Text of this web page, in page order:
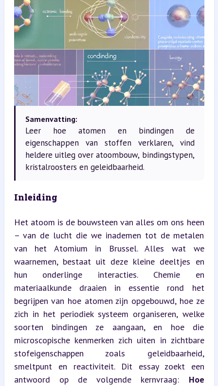
Samenvatting:
Leer hoe atomen en bindingen de
eigenschappen van stoffen verklaren, vind
heldere uitleg over atoombouw, bindingstypen,
kristalroosters en geleidbaarheid.
Inleiding
Het atoom is de bouwsteen van alles om ons heen
– van de lucht die we inademen tot de metalen
van het Atomium in Brussel. Alles wat we
waarnemen, bestaat uit deze kleine deeltjes en
hun onderlinge interacties. Chemie en
materiaalkunde draaien in essentie rond het
begrijpen van hoe atomen zijn opgebouwd, hoe ze
zich in het periodiek systeem organiseren, welke
soorten bindingen ze aangaan, en hoe die
microscopische kenmerken zich uiten in zichtbare
stofeigenschappen zoals geleidbaarheid,
smeltpunt en reactiviteit. Dit essay zoekt een
antwoord op de volgende kernvraag: Hoe